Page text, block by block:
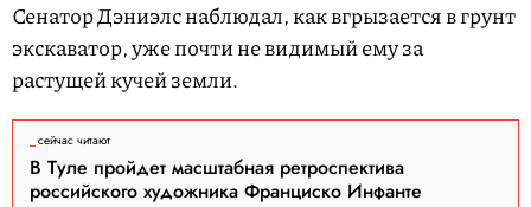
Сенатор Дэниэлс наблюдал, как вгрызается в грунт
экскаватор, уже почти не видимый ему за
растущей кучей земли.
сейчас читают
В Туле пройдет масштабная ретроспектива
российского художника Франциско Инфанте